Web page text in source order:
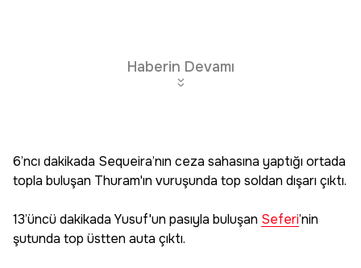
Haberin Devamı
6’ncı dakikada Sequeira’nın ceza sahasına yaptığı ortada
topla buluşan Thuram'ın vuruşunda top soldan dışarı çıktı.
13’üncü dakikada Yusuf'un pasıyla buluşan Seferi’nin
şutunda top üstten auta çıktı.